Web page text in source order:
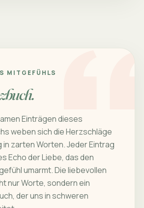
MITGEFÜHLS
Einträgen dieses
weben sich die Herzschläge
in zarten Worten. Jeder Eintrag
Echo der Liebe, das den
umarmt. Die liebevollen
nur Worte, sondern ein
der uns in schweren